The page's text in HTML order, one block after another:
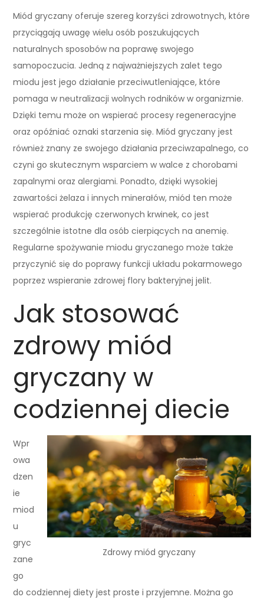
Miód gryczany oferuje szereg korzyści zdrowotnych, które
przyciągają uwagę wielu osób poszukujących
naturalnych sposobów na poprawę swojego
samopoczucia. Jedną z najważniejszych zalet tego
miodu jest jego działanie przeciwutleniające, które
pomaga w neutralizacji wolnych rodników w organizmie.
Dzięki temu może on wspierać procesy regeneracyjne
oraz opóźniać oznaki starzenia się. Miód gryczany jest
również znany ze swojego działania przeciwzapalnego, co
czyni go skutecznym wsparciem w walce z chorobami
zapalnymi oraz alergiami. Ponadto, dzięki wysokiej
zawartości żelaza i innych minerałów, miód ten może
wspierać produkcję czerwonych krwinek, co jest
szczególnie istotne dla osób cierpiących na anemię.
Regularne spożywanie miodu gryczanego może także
przyczynić się do poprawy funkcji układu pokarmowego
poprzez wspieranie zdrowej flory bakteryjnej jelit.
Jak stosować
zdrowy miód
gryczany w
codziennej diecie
Zdrowy miód gryczany
Wpr
owa
dzen
ie
miod
u
gryc
zane
go
do codziennej diety jest proste i przyjemne. Można go